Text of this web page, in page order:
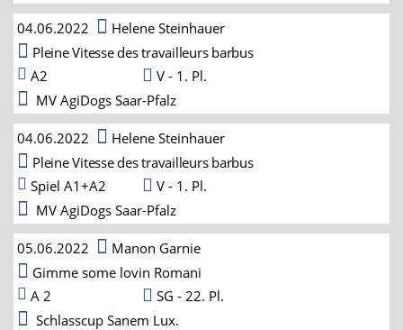
04.06.2022
Helene Steinhauer
Pleine Vitesse des travailleurs barbus
A2
V - 1. Pl.
MV AgiDogs Saar-Pfalz
04.06.2022
Helene Steinhauer
Pleine Vitesse des travailleurs barbus
Spiel A1+A2
V - 1. Pl.
MV AgiDogs Saar-Pfalz
05.06.2022
Manon Garnie
Gimme some lovin Romani
A 2
SG - 22. Pl.
Schlasscup Sanem Lux.